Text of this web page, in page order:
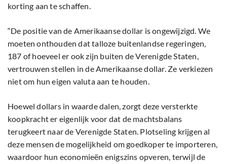
korting aan te schaffen.
“De positie van de Amerikaanse dollar is ongewijzigd. We
moeten onthouden dat talloze buitenlandse regeringen,
187 of hoeveel er ook zijn buiten de Verenigde Staten,
vertrouwen stellen in de Amerikaanse dollar. Ze verkiezen
niet om hun eigen valuta aan te houden.
Hoewel dollars in waarde dalen, zorgt deze versterkte
koopkracht er eigenlijk voor dat de machtsbalans
terugkeert naar de Verenigde Staten. Plotseling krijgen al
deze mensen de mogelijkheid om goedkoper te importeren,
waardoor hun economieën enigszins opveren, terwijl de